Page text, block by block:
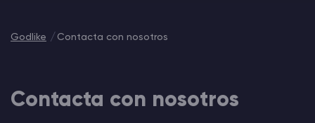
Manage VPS server
Godlike Contacta con nosotros
Contacta con nosotros